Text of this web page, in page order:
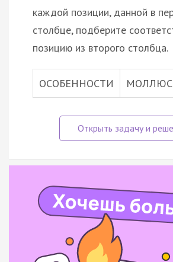
каждой позиции, данной в
столбце, подберите
позицию из второго столбца.
ОСОБЕННОСТИ